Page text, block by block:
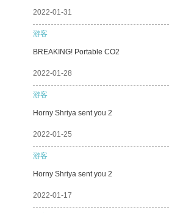
2022-01-31
游客
BREAKING! Portable CO2
2022-01-28
游客
Horny Shriya sent you 2
2022-01-25
游客
Horny Shriya sent you 2
2022-01-17